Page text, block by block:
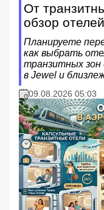
От
обзор
Планируете
как выбрать
транзитных зон
в Jewel и
09.08.2026 05:03